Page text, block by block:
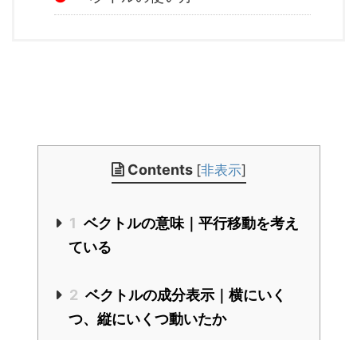
Contents [非表示]
1 ベクトルの意味｜平行移動を考え
ている
2 ベクトルの成分表示｜横にいく
つ、縦にいくつ動いたか